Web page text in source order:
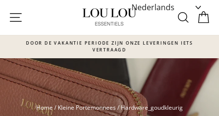
content
SITE NAVIGATIE
missing:
nl.sections.slideshow.pause_slideshow
DOOR DE VAKANTIE PERIODE ZIJN ONZE LEVERINGEN IETS
VERTRAAGD
Home / Kleine Portemonnees/ Hardware_goudkleurig